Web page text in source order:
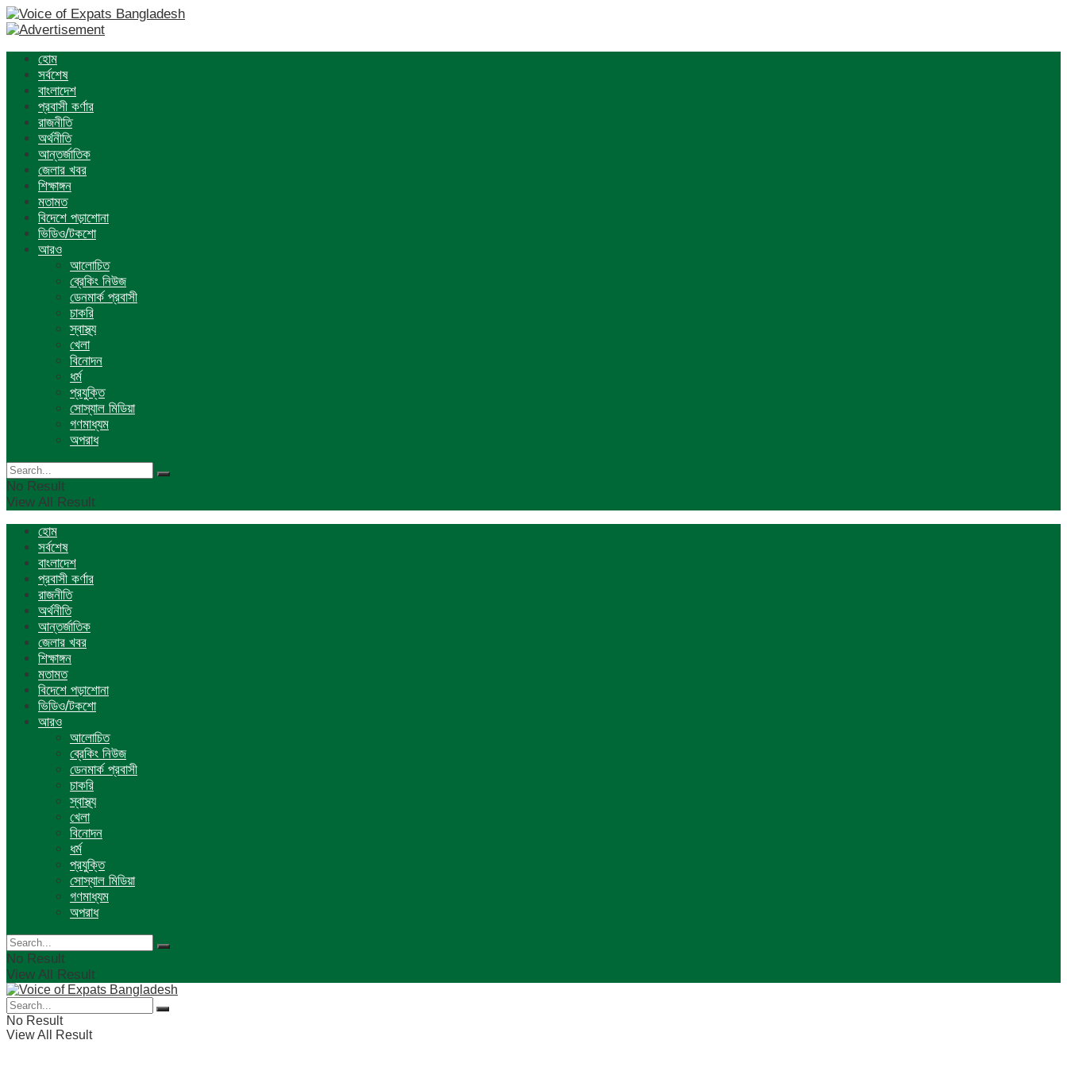
হোম
সর্বশেষ
বাংলাদেশ
প্রবাসী কর্ণার
রাজনীতি
অর্থনীতি
আন্তর্জাতিক
জেলার খবর
শিক্ষাঙ্গন
মতামত
বিদেশে পড়াশোনা
ভিডিও/টকশো
আরও
আলোচিত
ব্রেকিং নিউজ
ডেনমার্ক প্রবাসী
চাকরি
স্বাস্থ্য
খেলা
বিনোদন
ধর্ম
প্রযুক্তি
সোস্যাল মিডিয়া
গণমাধ্যম
অপরাধ
No Result
View All Result
হোম
সর্বশেষ
বাংলাদেশ
প্রবাসী কর্ণার
রাজনীতি
অর্থনীতি
আন্তর্জাতিক
জেলার খবর
শিক্ষাঙ্গন
মতামত
বিদেশে পড়াশোনা
ভিডিও/টকশো
আরও
আলোচিত
ব্রেকিং নিউজ
ডেনমার্ক প্রবাসী
চাকরি
স্বাস্থ্য
খেলা
বিনোদন
ধর্ম
প্রযুক্তি
সোস্যাল মিডিয়া
গণমাধ্যম
অপরাধ
No Result
View All Result
No Result
View All Result